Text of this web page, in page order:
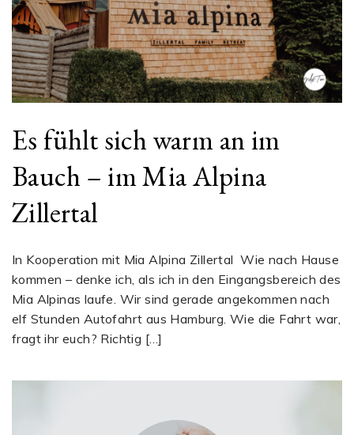
Es fühlt sich warm an im
Bauch – im Mia Alpina
Zillertal
In Kooperation mit Mia Alpina Zillertal Wie nach Hause
kommen – denke ich, als ich in den Eingangsbereich des
Mia Alpinas laufe. Wir sind gerade angekommen nach
elf Stunden Autofahrt aus Hamburg. Wie die Fahrt war,
fragt ihr euch? Richtig […]